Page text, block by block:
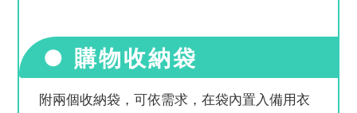
● 購物收納袋
附兩個收納袋，可依需求，在袋內置入備用衣